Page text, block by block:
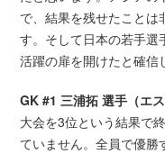
で、結果を残せたことは
す。そして日本の若手
活躍の扉を開けたと確信
GK #1 三浦拓 選手（エ
大会を3位という結果で
ていません。全員で優